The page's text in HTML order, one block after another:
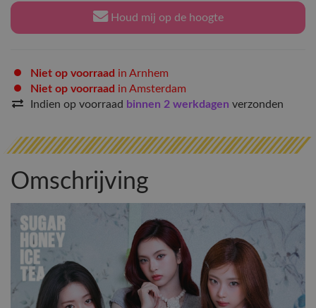
Houd mij op de hoogte
Niet op voorraad in Arnhem
Niet op voorraad in Amsterdam
Indien op voorraad binnen 2 werkdagen verzonden
Omschrijving